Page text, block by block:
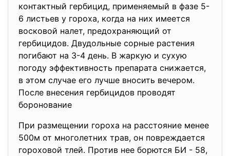
контактный гербицид, применяемый в фазе 5-
6 листьев у гороха, когда на них имеется
восковой налет, предохраняющий от
гербицидов. Двудольные сорные растения
погибают на 3-4 день. В жаркую и сухую
погоду эффективность препарата снижается,
в этом случае его лучше вносить вечером.
После внесения гербицидов проводят
боронование
При размещении гороха на расстояние менее
500м от многолетних трав, он повреждается
гороховой тлей. Против нее борются БИ - 58,